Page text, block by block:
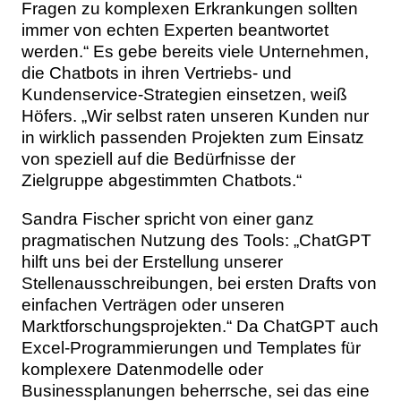
Fragen zu komplexen Erkrankungen sollten
immer von echten Experten beantwortet
werden.“ Es gebe bereits viele Unternehmen,
die Chatbots in ihren Vertriebs- und
Kundenservice-Strategien einsetzen, weiß
Höfers. „Wir selbst raten unseren Kunden nur
in wirklich passenden Projekten zum Einsatz
von speziell auf die Bedürfnisse der
Zielgruppe abgestimmten Chatbots.“
Sandra Fischer spricht von einer ganz
pragmatischen Nutzung des Tools: „ChatGPT
hilft uns bei der Erstellung unserer
Stellenausschreibungen, bei ersten Drafts von
einfachen Verträgen oder unseren
Marktforschungsprojekten.“ Da ChatGPT auch
Excel-Programmierungen und Templates für
komplexere Datenmodelle oder
Businessplanungen beherrsche, sei das eine